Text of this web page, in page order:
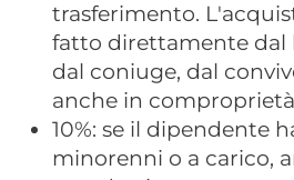
trasferimento.
fatto direttamente dal
dal coniuge, dal
anche in
10%: se il dipendente
minorenni o a carico,